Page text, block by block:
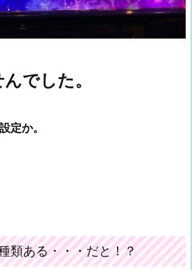
でした。
定か。
類ある・・・だと！？